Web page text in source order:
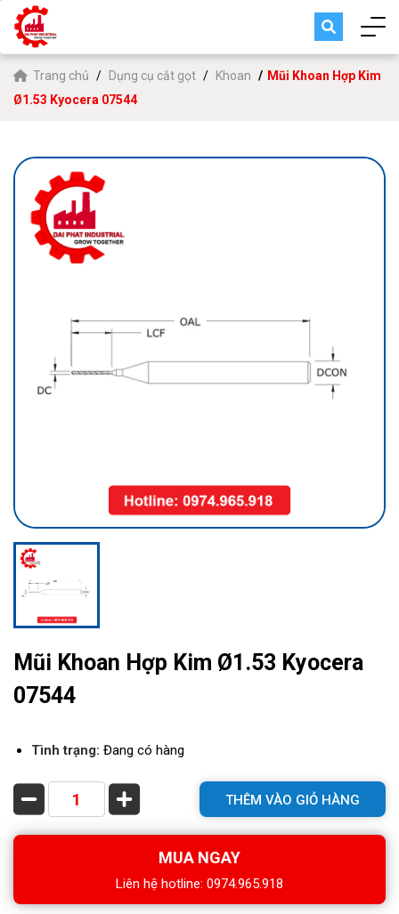
Trang chủ Dụng cụ cắt gọt Khoan
Mũi Khoan Hợp Kim
Ø1.53 Kyocera 07544
Mũi Khoan Hợp Kim Ø1.53 Kyocera
07544
Tình trạng: Đang có hàng
THÊM VÀO GIỎ HÀNG
MUA NGAY
Liên hệ hotline: 0974.965.918